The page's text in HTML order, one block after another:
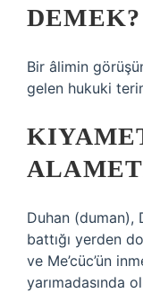
DEMEK?
Bir âlimin
gelen hukuki
Duhan (duman),
battığı yerden
ve Me’cüc’ün
yarımadasında